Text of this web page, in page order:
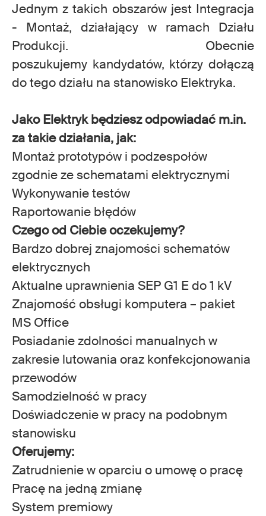
Jednym z takich obszarów jest Integracja
- Montaż, działający w ramach Działu
Produkcji. Obecnie
poszukujemy kandydatów, którzy dołączą
do tego działu na stanowisko Elektryka.
Jako Elektryk będziesz odpowiadać m.in.
za takie działania, jak:
Montaż prototypów i podzespołów
zgodnie ze schematami elektrycznymi
Wykonywanie testów
Raportowanie błędów
Czego od Ciebie oczekujemy?
Bardzo dobrej znajomości schematów
elektrycznych
Aktualne uprawnienia SEP G1 E do 1 kV
Znajomość obsługi komputera – pakiet
MS Office
Posiadanie zdolności manualnych w
zakresie lutowania oraz konfekcjonowania
przewodów
Samodzielność w pracy
Doświadczenie w pracy na podobnym
stanowisku
Oferujemy:
Zatrudnienie w oparciu o umowę o pracę
Pracę na jedną zmianę
System premiowy